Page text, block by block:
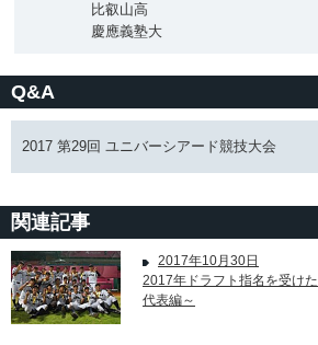
比叡山高
慶應義塾大
Q&A
2017 第29回 ユニバーシアード競技大会
関連記事
2017年10月30日
2017年ドラフト指名を受け
代表編～